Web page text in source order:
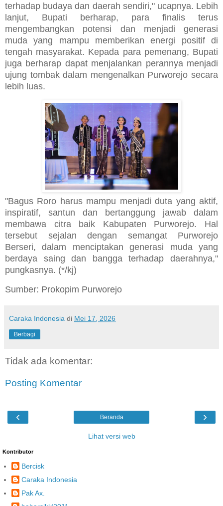
terhadap budaya dan daerah sendiri," ucapnya. Lebih
lanjut, Bupati berharap, para finalis terus
mengembangkan potensi dan menjadi generasi
muda yang mampu memberikan energi positif di
tengah masyarakat. Kepada para pemenang, Bupati
juga berharap dapat menjalankan perannya menjadi
ujung tombak dalam mengenalkan Purworejo secara
lebih luas.
"Bagus Roro harus mampu menjadi duta yang aktif,
inspiratif, santun dan bertanggung jawab dalam
membawa citra baik Kabupaten Purworejo. Hal
tersebut sejalan dengan semangat Purworejo
Berseri, dalam menciptakan generasi muda yang
berdaya saing dan bangga terhadap daerahnya,"
pungkasnya. (*/kj)
Sumber: Prokopim Purworejo
Caraka Indonesia di Mei 17, 2026
Berbagi
Tidak ada komentar:
Posting Komentar
‹ ›
Beranda
Lihat versi web
Kontributor
Bercisk
Caraka Indonesia
Pak Ax.